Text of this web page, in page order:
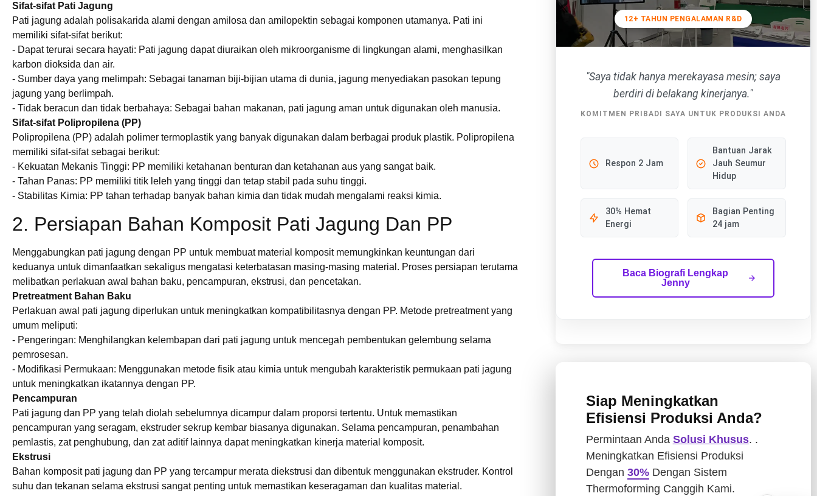
Sifat-sifat Pati Jagung
Pati jagung adalah polisakarida alami dengan amilosa dan amilopektin sebagai komponen utamanya. Pati ini
memiliki sifat-sifat berikut:
- Dapat terurai secara hayati: Pati jagung dapat diuraikan oleh mikroorganisme di lingkungan alami, menghasilkan
karbon dioksida dan air.
- Sumber daya yang melimpah: Sebagai tanaman biji-bijian utama di dunia, jagung menyediakan pasokan tepung
jagung yang berlimpah.
- Tidak beracun dan tidak berbahaya: Sebagai bahan makanan, pati jagung aman untuk digunakan oleh manusia.
Sifat-sifat Polipropilena (PP)
Polipropilena (PP) adalah polimer termoplastik yang banyak digunakan dalam berbagai produk plastik. Polipropilena
memiliki sifat-sifat sebagai berikut:
- Kekuatan Mekanis Tinggi: PP memiliki ketahanan benturan dan ketahanan aus yang sangat baik.
- Tahan Panas: PP memiliki titik leleh yang tinggi dan tetap stabil pada suhu tinggi.
- Stabilitas Kimia: PP tahan terhadap banyak bahan kimia dan tidak mudah mengalami reaksi kimia.
2. Persiapan Bahan Komposit Pati Jagung Dan PP
Menggabungkan pati jagung dengan PP untuk membuat material komposit memungkinkan keuntungan dari
keduanya untuk dimanfaatkan sekaligus mengatasi keterbatasan masing-masing material. Proses persiapan terutama
melibatkan perlakuan awal bahan baku, pencampuran, ekstrusi, dan pencetakan.
Pretreatment Bahan Baku
Perlakuan awal pati jagung diperlukan untuk meningkatkan kompatibilitasnya dengan PP. Metode pretreatment yang
umum meliputi:
- Pengeringan: Menghilangkan kelembapan dari pati jagung untuk mencegah pembentukan gelembung selama
pemrosesan.
- Modifikasi Permukaan: Menggunakan metode fisik atau kimia untuk mengubah karakteristik permukaan pati jagung
untuk meningkatkan ikatannya dengan PP.
Pencampuran
Pati jagung dan PP yang telah diolah sebelumnya dicampur dalam proporsi tertentu. Untuk memastikan
pencampuran yang seragam, ekstruder sekrup kembar biasanya digunakan. Selama pencampuran, penambahan
pemlastis, zat penghubung, dan zat aditif lainnya dapat meningkatkan kinerja material komposit.
Ekstrusi
Bahan komposit pati jagung dan PP yang tercampur merata diekstrusi dan dibentuk menggunakan ekstruder. Kontrol
suhu dan tekanan selama ekstrusi sangat penting untuk memastikan keseragaman dan kualitas material.
12+ TAHUN PENGALAMAN R&D
"Saya tidak hanya merekayasa mesin; saya
berdiri di belakang kinerjanya."
KOMITMEN PRIBADI SAYA UNTUK PRODUKSI ANDA
Respon 2 Jam
Bantuan Jarak
Jauh Seumur
Hidup
30% Hemat
Energi
Bagian Penting
24 jam
Baca Biografi Lengkap
Jenny
Siap Meningkatkan
Efisiensi Produksi Anda?
Permintaan Anda Solusi Khusus. .
Meningkatkan Efisiensi Produksi
Dengan 30%Dengan Sistem
Thermoforming Canggih Kami.